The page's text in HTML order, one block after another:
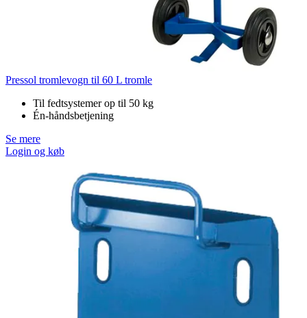
Pressol tromlevogn til 60 L tromle
Til fedtsystemer op til 50 kg
Én-håndsbetjening
Se mere
Login og køb